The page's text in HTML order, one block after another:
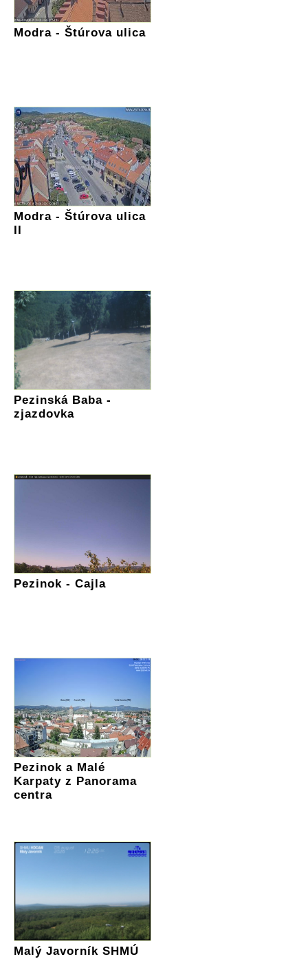
Modra - Štúrova ulica
Modra - Štúrova ulica
II
Pezinská Baba -
zjazdovka
Pezinok - Cajla
Pezinok a Malé
Karpaty z Panorama
centra
Malý Javorník SHMÚ